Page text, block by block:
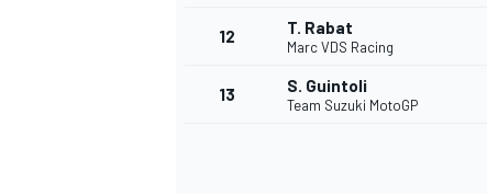
12 T. Rabat
Marc VDS Racing
13 S. Guintoli
Team Suzuki MotoGP